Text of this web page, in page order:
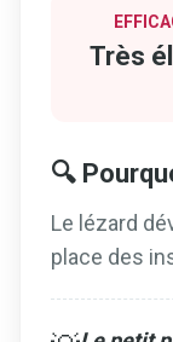
Très
🔍
Le lézard
place des